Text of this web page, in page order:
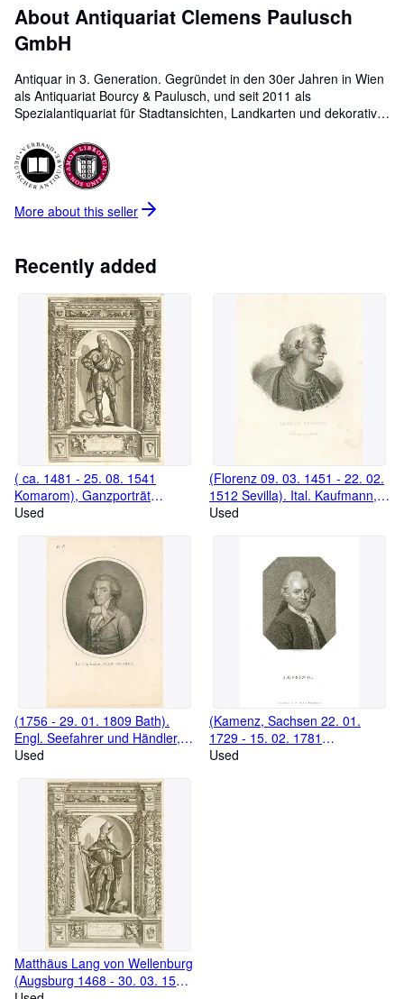
CLOSE
About Antiquariat Clemens Paulusch
GmbH
Antiquar in 3. Generation. Gegründet in den 30er Jahren in Wien
als Antiquariat Bourcy & Paulusch, und seit 2011 als
Spezialantiquariat für Stadtansichten, Landkarten und dekorative
Bestände des renommierten Antiquariats Struck (gegründet 1975
in Mainz, seit 1993 in Berlin) ebenso übernommen wie das
Ladenlokal im Nikolaiviertel in Berlin Mitte. Mit über 80.000 Blätter
im Bestand zählen wir nun zu den größten Antiquariaten im
deutschsprachigen Raum für Grafik.
More about this seller
Recently added
( ca. 1481 - 25. 08. 1541
Komarom), Ganzporträt
stehend in Rüstung im
Baro a Rogendorf".
Used
(Florenz 09. 03. 1451 - 22. 02.
1512 Sevilla). Ital. Kaufmann,
Navigator und Seefahrer. Er
der Kontinent Armerika
benannt. Brustbild im Profil
nach rechts.
Used
(1756 - 29. 01. 1809 Bath).
Engl. Seefahrer und Händler,
Brustbild im Oval, "Le Capitaine
Used
(Kamenz, Sachsen 22. 01.
1729 - 15. 02. 1781
Braunschweig). Dichter.
Used
Matthäus Lang von Wellenburg
(Augsburg 1468 - 30. 03. 1540